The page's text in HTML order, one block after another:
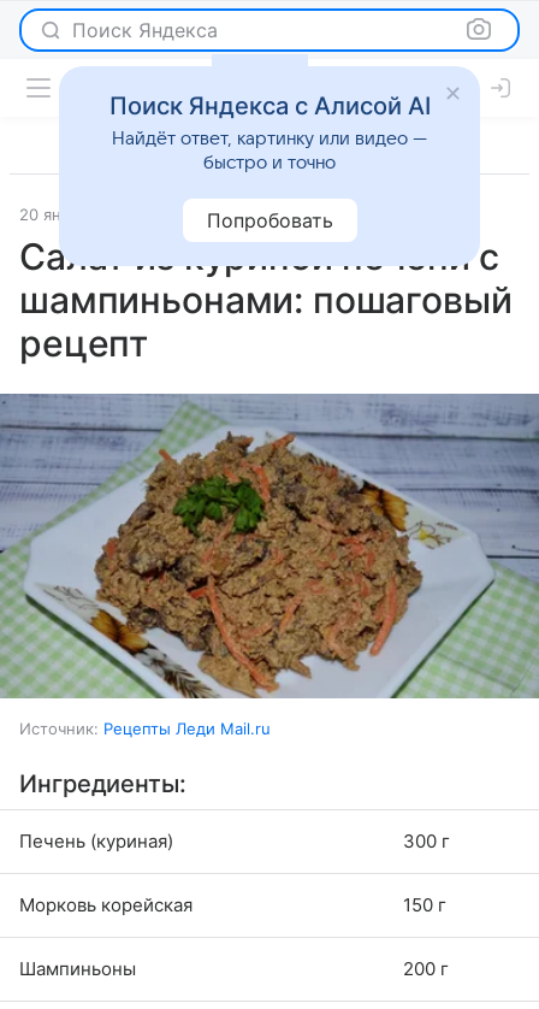
Поиск Яндекса
20 января 2026 Рецепты
Салат из куриной печени с
шампиньонами: пошаговый
рецепт
Источник: Рецепты Леди Mail.ru
Ингредиенты:
Печень (куриная) 300 г
Морковь корейская 150 г
Шампиньоны 200 г
Поиск Яндекса с Алисой AI
Найдёт ответ, картинку или видео —
быстро и точно
Попробовать